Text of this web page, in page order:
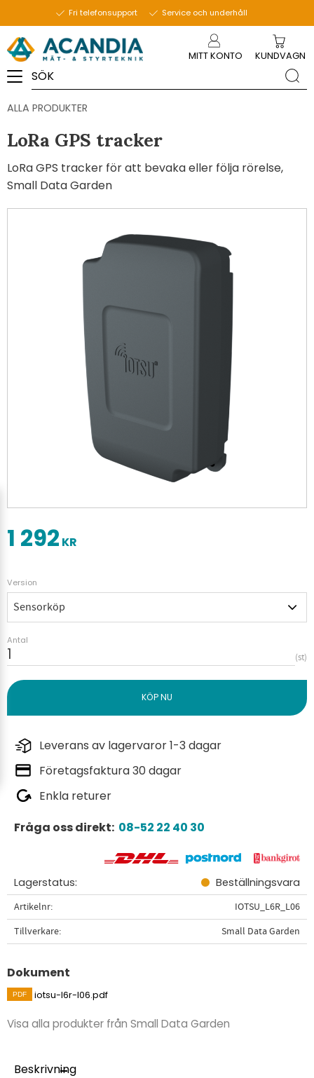
Fri telefonsupport Service och underhåll
MITT KONTO KUNDVAGN
ALLA PRODUKTER
LoRa GPS tracker
LoRa GPS tracker för att bevaka eller följa rörelse,
Small Data Garden
1 292 KR
Version
Antal
st
Leverans av lagervaror 1-3 dagar
Företagsfaktura 30 dagar
Enkla returer
Fråga oss direkt: 08-52 22 40 30
Lagerstatus Beställningsvara
Artikelnr
IOTSU_L6R_L06
Tillverkare
Small Data Garden
Dokument
iotsu-l6r-l06.pdf
Visa alla produkter från Small Data Garden
Beskrivning